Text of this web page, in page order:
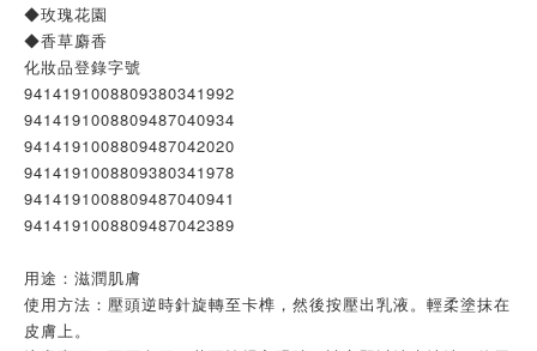
◆玫瑰花園
◆香草麝香
化妝品登錄字號
9414191008809380341992
9414191008809487040934
9414191008809487042020
9414191008809380341978
9414191008809487040941
9414191008809487042389
用途：滋潤肌膚
使用方法：壓頭逆時針旋轉至卡榫，然後按壓出乳液。輕柔塗抹在
皮膚上。